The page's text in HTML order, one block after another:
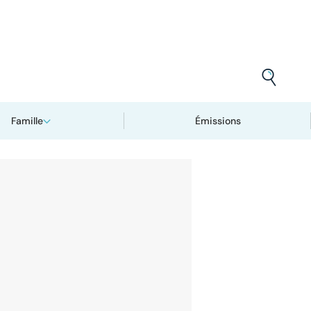
Famille Émissions